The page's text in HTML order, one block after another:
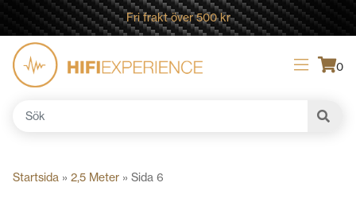
Fri frakt över 500 kr
0
Sök
Startsida » 2,5 Meter » Sida 6